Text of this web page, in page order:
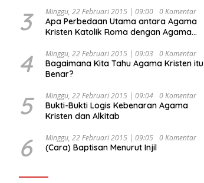
Undang Perekonomian Nasional dan
Kesejahteraan Sosial dalam Menata
Bangsa Menuju Indonesia Emas 2045”,
3 Minggu, 22 Februari 2015 | 09:00 0 Komentar
Apa Perbedaan Utama antara Agama
Kristen Katolik Roma dengan Agama
4 Minggu, 22 Februari 2015 | 09:03 0 Komentar
Bagaimana Kita Tahu Agama Kristen itu
Benar?
5 Minggu, 22 Februari 2015 | 09:04 0 Komentar
Bukti-Bukti Logis Kebenaran Agama
Kristen dan Alkitab
6 Minggu, 22 Februari 2015 | 09:05 0 Komentar
(Cara) Baptisan Menurut Injil